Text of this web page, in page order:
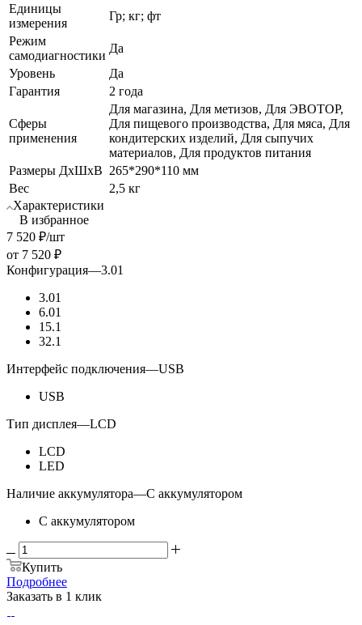
Единицы
измерения
Гр; кг; фт
Режим
самодиагностики
Да
Уровень
Да
Гарантия
2 года
Сферы
применения
Для магазина, Для метизов, Для ЭВОТОР,
Для пищевого производства, Для мяса, Для
кондитерских изделий, Для сыпучих
материалов, Для продуктов питания
Размеры ДхШхВ 265*290*110 мм
Вес
2,5 кг
Характеристики
В избранное
7 520 ₽/шт
от 7 520 ₽
Конфигурация—3.01
3.01
6.01
15.1
32.1
Интерфейс подключения—USB
USB
Тип дисплея—LCD
LCD
LED
Наличие аккумулятора—С аккумулятором
С аккумулятором
Купить
Подробнее
Заказать в 1 клик